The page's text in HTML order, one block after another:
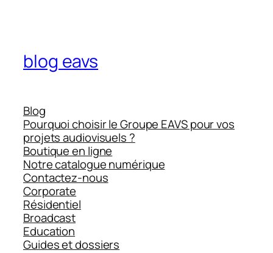
blog eavs
Blog
Pourquoi choisir le Groupe EAVS pour vos
projets audiovisuels ?
Boutique en ligne
Notre catalogue numérique
Contactez-nous
Corporate
Résidentiel
Broadcast
Education
Guides et dossiers